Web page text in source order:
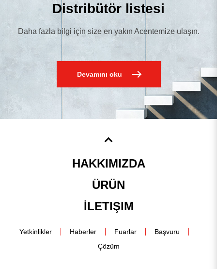
Distribütör listesi
Daha fazla bilgi için size en yakın Acentemize ulaşın.
Devamını oku
HAKKIMIZDA
ÜRÜN
İLETIŞIM
Yetkinlikler Haberler Fuarlar
Başvuru
Çözüm